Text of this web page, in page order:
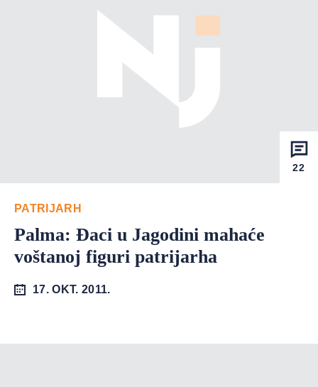
22
PATRIJARH
Palma: Đaci u Jagodini mahaće
voštanoj figuri patrijarha
17. OKT. 2011.